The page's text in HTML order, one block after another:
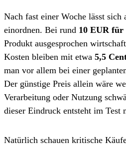
Nach fast einer Woche lässt sich
einordnen. Bei rund 10 EUR für
Produkt ausgesprochen
Kosten bleiben mit etwa 5,5
man vor allem bei einer
Der günstige Preis allein wäre
Verarbeitung oder Nutzung
dieser Eindruck entsteht im Test
Natürlich schauen kritische